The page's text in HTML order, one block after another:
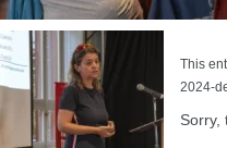
This
2024-
Sorry,